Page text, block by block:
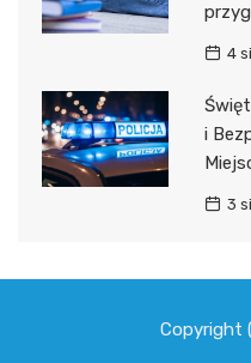
4
i
3
Copyright